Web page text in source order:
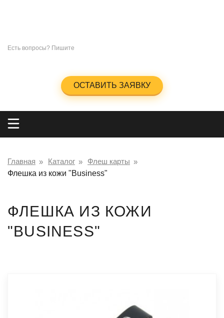
Есть вопросы? Пишите
ОСТАВИТЬ ЗАЯВКУ
Главная Каталог
Флеш карты
Флешка из кожи "Business"
ФЛЕШКА ИЗ КОЖИ
"BUSINESS"